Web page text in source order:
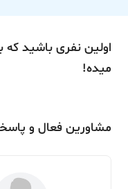
اولین نفری باشید
میده!
مشاورین فعال و